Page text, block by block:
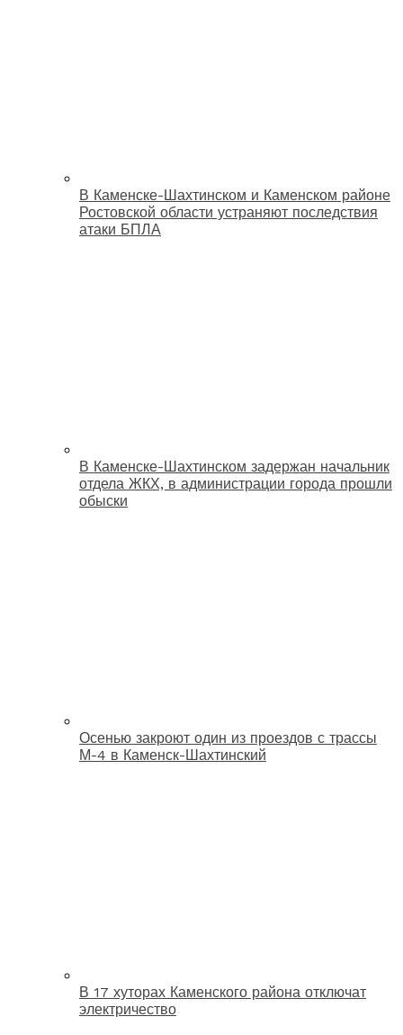
В Каменске-Шахтинском и Каменском районе
Ростовской области устраняют последствия
атаки БПЛА
В Каменске-Шахтинском задержан начальник
отдела ЖКХ, в администрации города прошли
обыски
Осенью закроют один из проездов с трассы
М-4 в Каменск-Шахтинский
В 17 хуторах Каменского района отключат
электричество